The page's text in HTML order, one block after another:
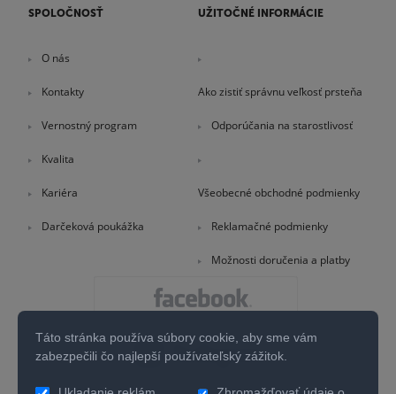
SPOLOČNOSŤ
O nás
Kontakty
Vernostný program
Kvalita
Kariéra
Darčeková poukážka
UŽITOČNÉ INFORMÁCIE
Ako zistiť správnu veľkosť prsteňa
Odporúčania na starostlivosť
Všeobecné obchodné podmienky
Reklamačné podmienky
Možnosti doručenia a platby
Táto stránka používa súbory cookie, aby sme vám
zabezpečili čo najlepší používateľský zážitok.